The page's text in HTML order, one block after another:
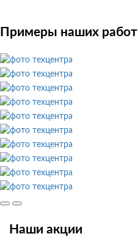
Примеры наших работ
Наши акции